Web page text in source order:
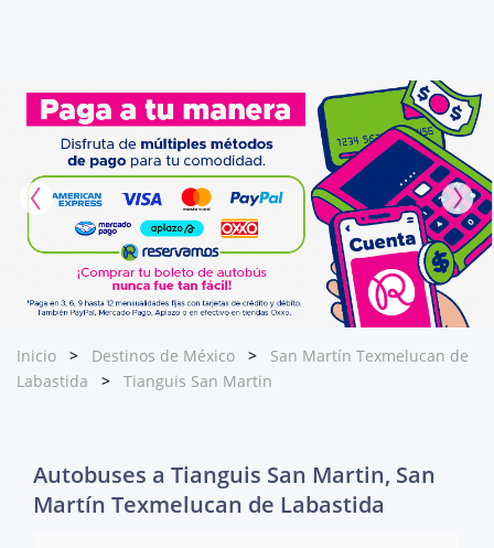
Inicio Destinos de México
San Martín Texmelucan de
Labastida
Tianguis San Martin
Autobuses a Tianguis San Martin, San
Martín Texmelucan de Labastida